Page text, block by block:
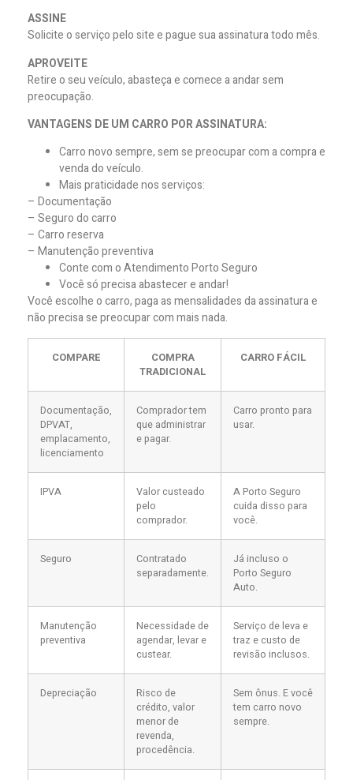
ASSINE
Solicite o serviço pelo site e pague sua assinatura todo mês.
APROVEITE
Retire o seu veículo, abasteça e comece a andar sem
preocupação.
VANTAGENS DE UM CARRO POR ASSINATURA:
Carro novo sempre, sem se preocupar com a compra e
venda do veículo.
Mais praticidade nos serviços:
– Documentação
– Seguro do carro
– Carro reserva
– Manutenção preventiva
Conte com o Atendimento Porto Seguro
Você só precisa abastecer e andar!
Você escolhe o carro, paga as mensalidades da assinatura e
não precisa se preocupar com mais nada.
COMPARE
COMPRA
TRADICIONAL
CARRO FÁCIL
Documentação,
DPVAT,
emplacamento,
licenciamento
Comprador tem
que administrar
e pagar.
Carro pronto para
usar.
IPVA
Valor custeado
pelo
comprador.
A Porto Seguro
cuida disso para
você.
Seguro
Contratado
separadamente.
Já incluso o
Porto Seguro
Auto.
Manutenção
preventiva
Necessidade de
agendar, levar e
custear.
Serviço de leva e
traz e custo de
revisão inclusos.
Depreciação
Risco de
crédito, valor
menor de
revenda,
procedência.
Sem ônus. E você
tem carro novo
sempre.